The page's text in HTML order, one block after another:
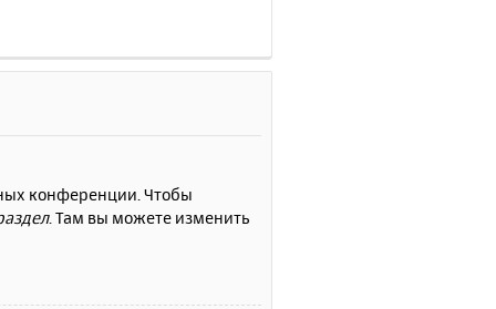
конференции. Чтобы
. Там вы можете изменить